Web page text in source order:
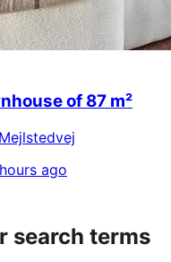
of 87 m²
Mejlstedvej
ago
search terms